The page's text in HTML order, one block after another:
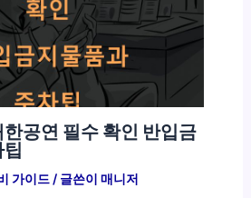
공연 필수 확인 반입금
가이드/ 글쓴이 매니저